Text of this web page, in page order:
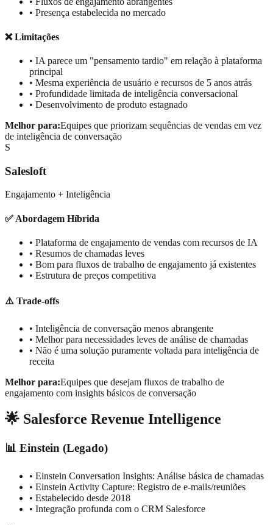
• Presença estabelecida no mercado
❌ Limitações
• IA parece um "pensamento tardio" em relação à plataforma
principal
• Mesma experiência de usuário e recursos de 5 anos atrás
• Profundidade limitada de inteligência conversacional
• Desenvolvimento de produto estagnado
Melhor para:Equipes que priorizam sequências de vendas em vez
de inteligência de conversação
S
Salesloft
Engajamento + Inteligência
✅ Abordagem Híbrida
• Plataforma de engajamento de vendas com recursos de IA
• Resumos de chamadas leves
• Bom para fluxos de trabalho de engajamento já existentes
• Estrutura de preços competitiva
⚠️ Trade-offs
• Inteligência de conversação menos abrangente
• Melhor para necessidades leves de análise de chamadas
• Não é uma solução puramente voltada para inteligência de
receita
Melhor para:Equipes que desejam fluxos de trabalho de
engajamento com insights básicos de conversação
🌟 Salesforce Revenue Intelligence
📊 Einstein (Legado)
• Einstein Conversation Insights: Análise básica de chamadas
• Einstein Activity Capture: Registro de e-mails/reuniões
• Estabelecido desde 2018
• Integração profunda com o CRM Salesforce